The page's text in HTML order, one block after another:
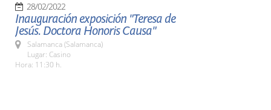
28/02/2022
Inauguración exposición "Teresa de
Jesús. Doctora Honoris Causa"
Salamanca (Salamanca)
Lugar: Casino
Hora: 11:30 h.